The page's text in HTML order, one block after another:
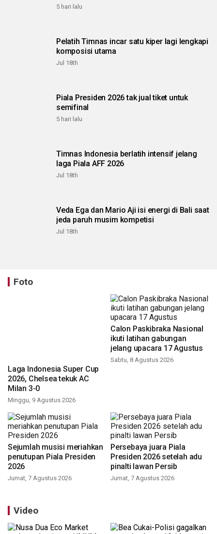
5 hari lalu
Pelatih Timnas incar satu kiper lagi lengkapi
komposisi utama
Jul 18th
Piala Presiden 2026 tak jual tiket untuk
semifinal
5 hari lalu
Timnas Indonesia berlatih intensif jelang
laga Piala AFF 2026
Jul 18th
Veda Ega dan Mario Aji isi energi di Bali saat
jeda paruh musim kompetisi
Jul 18th
Foto
Laga Indonesia Super Cup
2026, Chelsea tekuk AC
Milan 3-0
Minggu, 9 Agustus 2026
Calon Paskibraka Nasional
ikuti latihan gabungan
jelang upacara 17 Agustus
Sabtu, 8 Agustus 2026
Sejumlah musisi meriahkan
penutupan Piala Presiden
2026
Jumat, 7 Agustus 2026
Persebaya juara Piala
Presiden 2026 setelah adu
pinalti lawan Persib
Jumat, 7 Agustus 2026
Video